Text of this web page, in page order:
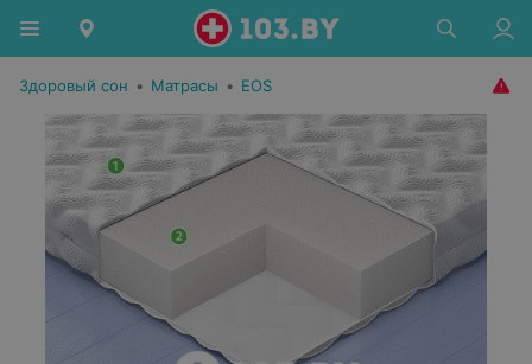
Здоровый сон • Матрасы • EOS